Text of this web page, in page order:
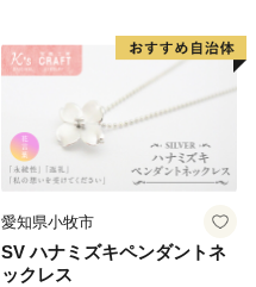
愛知県小牧市
SV ハナミズキペンダントネ
ックレス